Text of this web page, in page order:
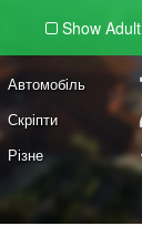
Show Adult
Автомобіль
Скріпти
Різне